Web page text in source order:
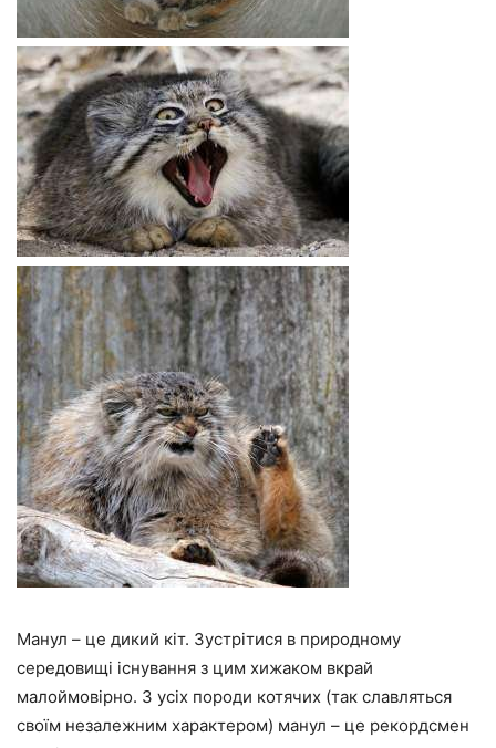
Манул – це дикий кіт. Зустрітися в природному
середовищі існування з цим хижаком вкрай
малоймовірно. З усіх породи котячих (так славляться
своїм незалежним характером) манул – це рекордсмен